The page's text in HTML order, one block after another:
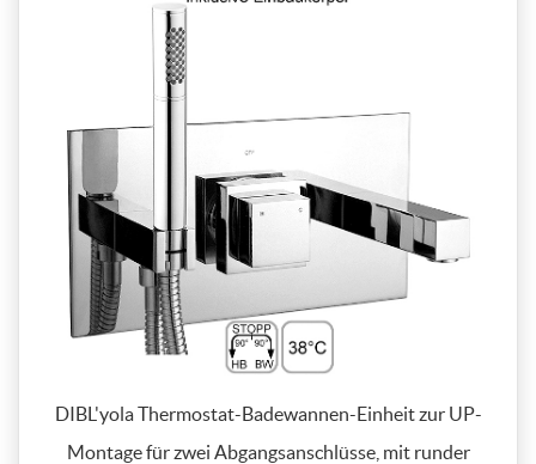
DIBL'yola Thermostat-Badewannen-Einheit zur UP-
Montage für zwei Abgangsanschlüsse, mit runder